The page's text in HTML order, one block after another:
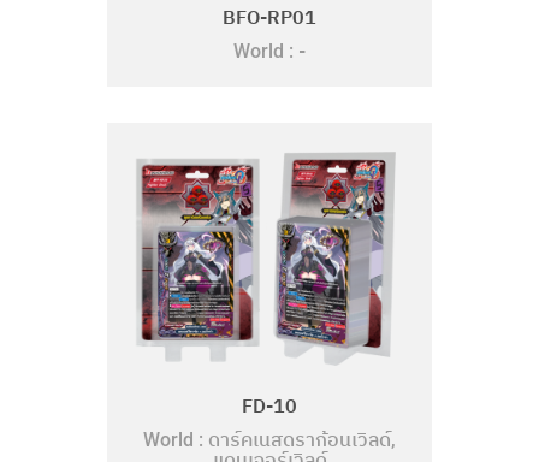
BFO-RP01
World : -
FD-10
World : ดาร์คเนสดราก้อนเวิลด์,